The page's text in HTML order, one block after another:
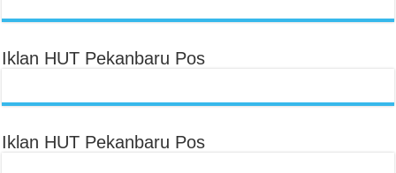
Iklan HUT Pekanbaru Pos
Iklan HUT Pekanbaru Pos